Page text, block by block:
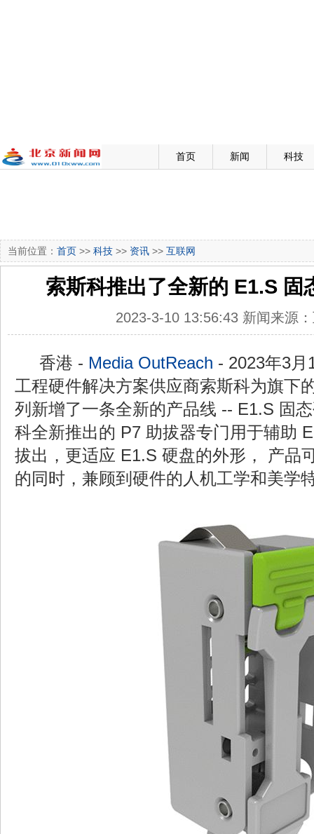
首页 新闻 科技
当前位置： 首页 >> 科技 >> 资讯 >> 互联网
索斯科推出了全新的 E1.S 固
2023-3-10 13:56:43 新闻来源
香港 - Media OutReach - 2023年3月
工程硬件解决方案供应商索斯科为旗下
列新增了一条全新的产品线 -- E1.S 固
科全新推出的 P7 助拔器专门用于辅助
拔出，更适应 E1.S 硬盘的外形， 产品
的同时，兼顾到硬件的人机工学和美学